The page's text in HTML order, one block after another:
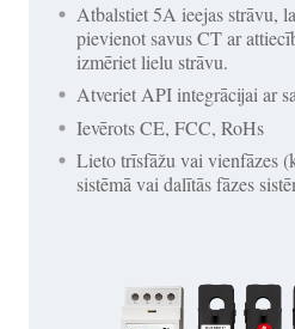
Atbalstiet 5A ieejas strāvu,
pievienot savus CT ar
izmēriet lielu strāvu.
Atveriet API integrācijai ar
Ievērots CE, FCC, RoHs
Lieto trīsfāžu vai vienfāzes
sistēmā vai dalītās fāzes